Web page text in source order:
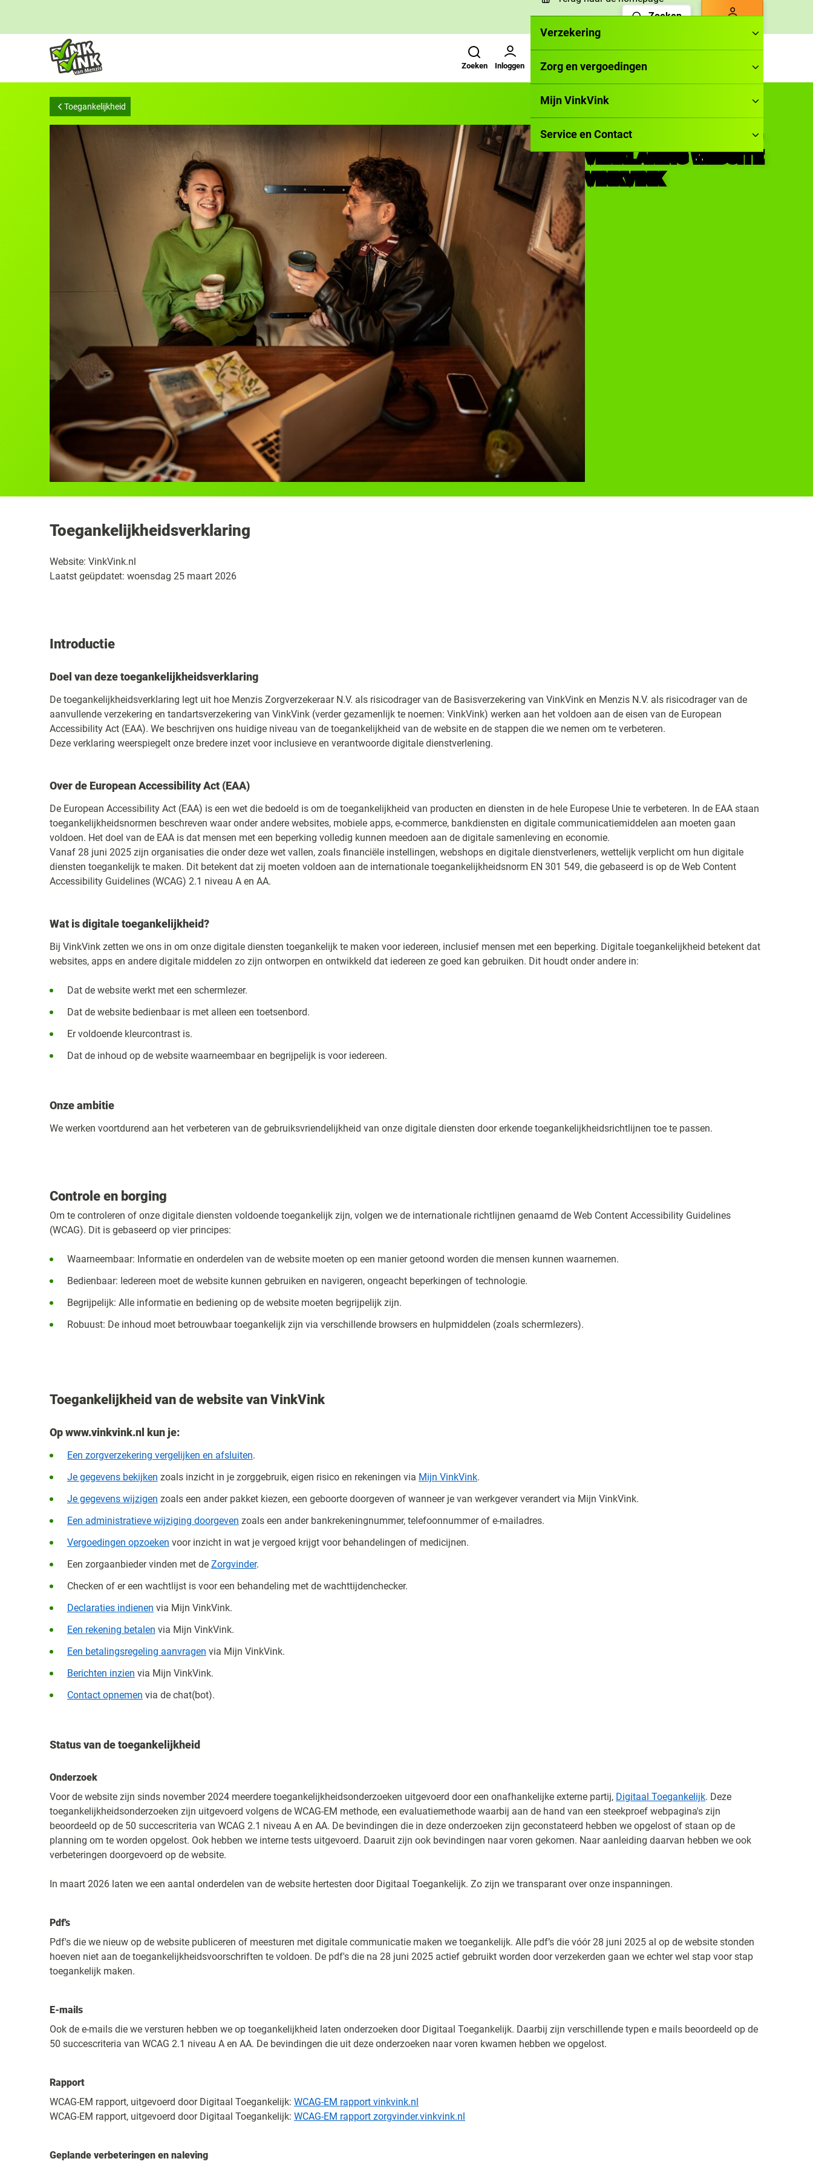
snelle
navigatie
Zoeken
Zoeken Inloggen
Verzekering
Zorg en vergoedingen
Mijn VinkVink
Service en Contact
Toegankelijkheid
TOEGANKELIJKHEIDS­
VERKLARING WEBSITE
VINKVINK
Toegankelijkheidsverklaring
Website: VinkVink.nl
Laatst geüpdatet: woensdag 25 maart 2026
Introductie
Doel van deze toegankelijkheidsverklaring
De toegankelijkheidsverklaring legt uit hoe Menzis Zorgverzekeraar N.V. als risicodrager van de Basisverzekering van VinkVink en Menzis N.V. als risicodrager van de
aanvullende verzekering en tandartsverzekering van VinkVink (verder gezamenlijk te noemen: VinkVink) werken aan het voldoen aan de eisen van de European
Accessibility Act (EAA). We beschrijven ons huidige niveau van de toegankelijkheid van de website en de stappen die we nemen om te verbeteren.
Deze verklaring weerspiegelt onze bredere inzet voor inclusieve en verantwoorde digitale dienstverlening.
Over de European Accessibility Act (EAA)
De European Accessibility Act (EAA) is een wet die bedoeld is om de toegankelijkheid van producten en diensten in de hele Europese Unie te verbeteren. In de EAA staan
toegankelijkheidsnormen beschreven waar onder andere websites, mobiele apps, e-commerce, bankdiensten en digitale communicatiemiddelen aan moeten gaan
voldoen. Het doel van de EAA is dat mensen met een beperking volledig kunnen meedoen aan de digitale samenleving en economie.
Vanaf 28 juni 2025 zijn organisaties die onder deze wet vallen, zoals financiële instellingen, webshops en digitale dienstverleners, wettelijk verplicht om hun digitale
diensten toegankelijk te maken. Dit betekent dat zij moeten voldoen aan de internationale toegankelijkheidsnorm EN 301 549, die gebaseerd is op de Web Content
Accessibility Guidelines (WCAG) 2.1 niveau A en AA.
Wat is digitale toegankelijkheid?
Bij VinkVink zetten we ons in om onze digitale diensten toegankelijk te maken voor iedereen, inclusief mensen met een beperking. Digitale toegankelijkheid betekent dat
websites, apps en andere digitale middelen zo zijn ontworpen en ontwikkeld dat iedereen ze goed kan gebruiken. Dit houdt onder andere in:
Dat de website werkt met een schermlezer.
Dat de website bedienbaar is met alleen een toetsenbord.
Er voldoende kleurcontrast is.
Dat de inhoud op de website waarneembaar en begrijpelijk is voor iedereen.
Onze ambitie
We werken voortdurend aan het verbeteren van de gebruiksvriendelijkheid van onze digitale diensten door erkende toegankelijkheidsrichtlijnen toe te passen.
Controle en borging
Om te controleren of onze digitale diensten voldoende toegankelijk zijn, volgen we de internationale richtlijnen genaamd de Web Content Accessibility Guidelines
(WCAG). Dit is gebaseerd op vier principes:
Waarneembaar: Informatie en onderdelen van de website moeten op een manier getoond worden die mensen kunnen waarnemen.
Bedienbaar: Iedereen moet de website kunnen gebruiken en navigeren, ongeacht beperkingen of technologie.
Begrijpelijk: Alle informatie en bediening op de website moeten begrijpelijk zijn.
Robuust: De inhoud moet betrouwbaar toegankelijk zijn via verschillende browsers en hulpmiddelen (zoals schermlezers).
Toegankelijkheid van de website van VinkVink
Op www.vinkvink.nl kun je:
Een zorgverzekering vergelijken en afsluiten.
Je gegevens bekijken zoals inzicht in je zorggebruik, eigen risico en rekeningen via Mijn VinkVink.
Je gegevens wijzigen zoals een ander pakket kiezen, een geboorte doorgeven of wanneer je van werkgever verandert via Mijn VinkVink.
Een administratieve wijziging doorgeven zoals een ander bankrekeningnummer, telefoonnummer of e-mailadres.
Vergoedingen opzoeken voor inzicht in wat je vergoed krijgt voor behandelingen of medicijnen.
Een zorgaanbieder vinden met de Zorgvinder.
Checken of er een wachtlijst is voor een behandeling met de wachttijdenchecker.
Declaraties indienen via Mijn VinkVink.
Een rekening betalen via Mijn VinkVink.
Een betalingsregeling aanvragen via Mijn VinkVink.
Berichten inzien via Mijn VinkVink.
Contact opnemen via de chat(bot).
Status van de toegankelijkheid
Onderzoek
Voor de website zijn sinds november 2024 meerdere toegankelijkheidsonderzoeken uitgevoerd door een onafhankelijke externe partij, Digitaal Toegankelijk. Deze
toegankelijkheidsonderzoeken zijn uitgevoerd volgens de WCAG-EM methode, een evaluatiemethode waarbij aan de hand van een steekproef webpagina's zijn
beoordeeld op de 50 succescriteria van WCAG 2.1 niveau A en AA. De bevindingen die in deze onderzoeken zijn geconstateerd hebben we opgelost of staan op de
planning om te worden opgelost. Ook hebben we interne tests uitgevoerd. Daaruit zijn ook bevindingen naar voren gekomen. Naar aanleiding daarvan hebben we ook
verbeteringen doorgevoerd op de website.
In maart 2026 laten we een aantal onderdelen van de website hertesten door Digitaal Toegankelijk. Zo zijn we transparant over onze inspanningen.
Pdf's
Pdf's die we nieuw op de website publiceren of meesturen met digitale communicatie maken we toegankelijk. Alle pdf’s die vóór 28 juni 2025 al op de website stonden
hoeven niet aan de toegankelijkheidsvoorschriften te voldoen. De pdf's die na 28 juni 2025 actief gebruikt worden door verzekerden gaan we echter wel stap voor stap
toegankelijk maken.
E-mails
Ook de e-mails die we versturen hebben we op toegankelijkheid laten onderzoeken door Digitaal Toegankelijk. Daarbij zijn verschillende typen e mails beoordeeld op de
50 succescriteria van WCAG 2.1 niveau A en AA. De bevindingen die uit deze onderzoeken naar voren kwamen hebben we opgelost.
Rapport
WCAG-EM rapport, uitgevoerd door Digitaal Toegankelijk: WCAG-EM rapport vinkvink.nl
WCAG-EM rapport, uitgevoerd door Digitaal Toegankelijk: WCAG-EM rapport zorgvinder.vinkvink.nl
Geplande verbeteringen en naleving